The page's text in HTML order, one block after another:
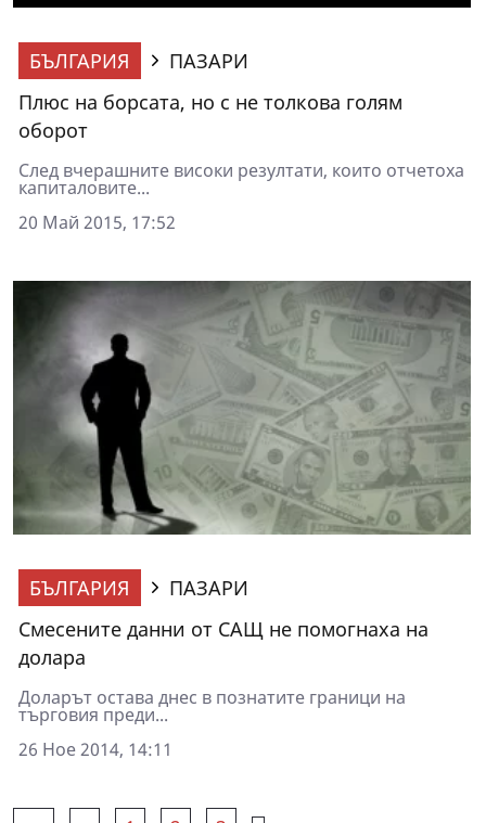
БЪЛГАРИЯ
ПАЗАРИ
Плюс на борсата, но с не толкова голям
оборот
След вчерашните високи резултати, които отчетоха
капиталовите...
20 Май 2015, 17:52
БЪЛГАРИЯ
ПАЗАРИ
Смесените данни от САЩ не помогнаха на
долара
Доларът остава днес в познатите граници на
търговия преди...
26 Ное 2014, 14:11